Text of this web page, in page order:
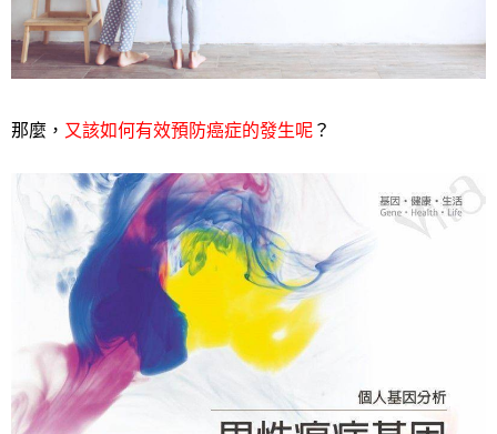
那麼， 又該如何有效預防癌症的發生呢？